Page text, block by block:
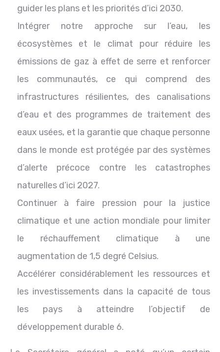
guider les plans et les priorités d’ici 2030.
Intégrer notre approche sur l’eau, les
écosystèmes et le climat pour réduire les
émissions de gaz à effet de serre et renforcer
les communautés, ce qui comprend des
infrastructures résilientes, des canalisations
d’eau et des programmes de traitement des
eaux usées, et la garantie que chaque personne
dans le monde est protégée par des systèmes
d’alerte précoce contre les catastrophes
naturelles d’ici 2027.
Continuer à faire pression pour la justice
climatique et une action mondiale pour limiter
le réchauffement climatique à une
augmentation de 1,5 degré Celsius.
Accélérer considérablement les ressources et
les investissements dans la capacité de tous
les pays à atteindre l’objectif de
développement durable 6.